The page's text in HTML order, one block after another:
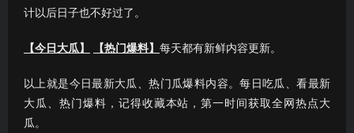
计以后日子也不好过了。
【今日大瓜】 【热门爆料】 每天都有新鲜内容更新。
以上就是今日最新大瓜、热门瓜爆料内容。每日吃瓜、看最新
大瓜、热门爆料，记得收藏本站，第一时间获取全网热点大
瓜。